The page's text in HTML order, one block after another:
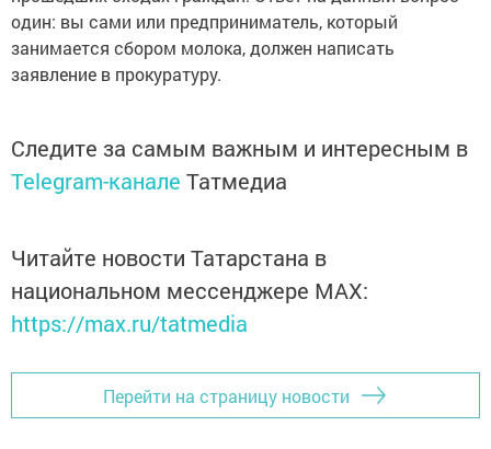
один: вы сами или предприниматель, который
занимается сбором молока, должен написать
заявление в прокуратуру.
Следите за самым важным и интересным в
Telegram-канале Татмедиа
Читайте новости Татарстана в
национальном мессенджере MАХ:
https://max.ru/tatmedia
Перейти на страницу новости